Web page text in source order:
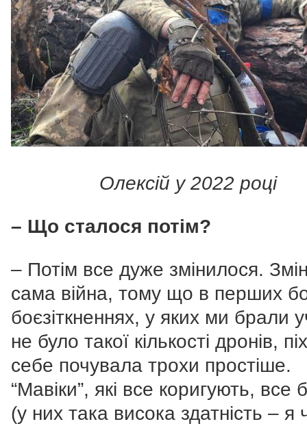
Олексій у 2022 році
– Що сталося потім?
– Потім все дуже змінилося.
сама війна, тому що в перших
боєзіткненнях, у яких ми брали
не було такої кількості дронів,
себе почувала трохи простіше.
“Мавіки”, які все коригують, все
(у них така висока здатність – я